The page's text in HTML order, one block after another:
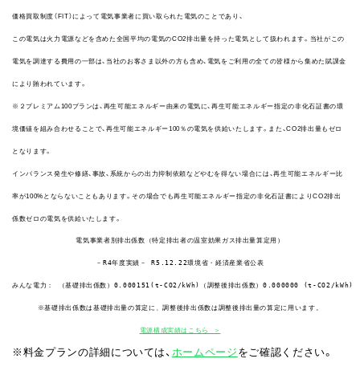
価格買取制度（FIT）によって電気事業者に買い取られた電気のことであり、
この電気は火力電源などを含めた全国平均の電気のCO2排出量を持った電気として扱われます。当社がこの
電気を調達する費用の一部は、当社のお客さま以外の方も含め、電気をご利用の全ての皆様から集めた賦課金
により賄われています。
※２プレミアム100プランは、再生可能エネルギー由来の電気に、再生可能エネルギー指定の非化石証書の環
境価値を組み合わせることで、再生可能エネルギー100％の電気を供給いたします。また、CO2排出量もゼロ
となります。
インバランス発生や修繕、事故、系統からの出力抑制依頼などやむを得ない場合には、再生可能エネルギー比
率が100%とならないこともあります。その場合でも再生可能エネルギー指定の非化石証書によりCO2排出
係数ゼロの電気を供給いたします。
電源構成実績はこちら ＞
※料金プランの詳細については、ホームページをご確認ください。